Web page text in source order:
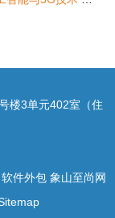
楼3单元402室（住
软件外包 象山至尚网